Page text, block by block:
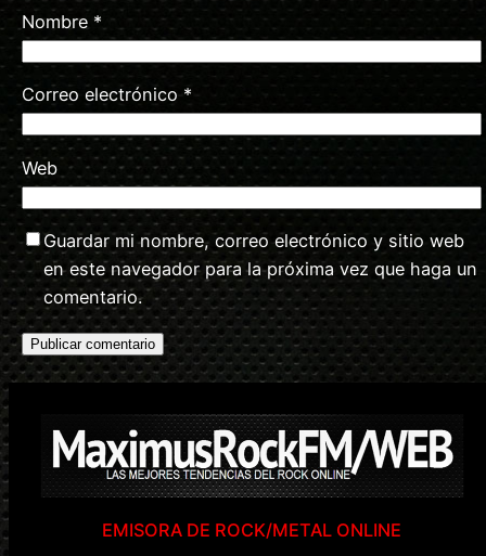
Nombre *
Correo electrónico *
Web
Guardar mi nombre, correo electrónico y sitio web
en este navegador para la próxima vez que haga un
comentario.
EMISORA DE ROCK/METAL ONLINE